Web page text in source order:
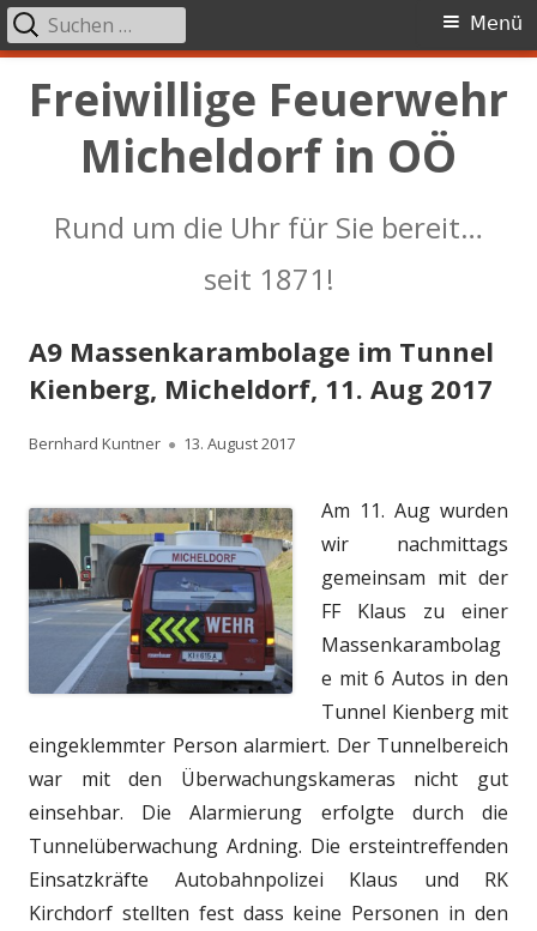
Freiwillige Feuerwehr
Micheldorf in OÖ
Rund um die Uhr für Sie bereit…
seit 1871!
Primäres
Menü
Menü
Suchen
nach:
A9 Massenkarambolage im Tunnel
Kienberg, Micheldorf, 11. Aug 2017
Autor
Bernhard Kuntner
Veröffentlicht
13. August 2017
Am 11. Aug wurden
wir nachmittags
gemeinsam mit der
FF Klaus zu einer
Massenkarambolag
e mit 6 Autos in den
Tunnel Kienberg mit
eingeklemmter Person alarmiert. Der Tunnelbereich
war mit den Überwachungskameras nicht gut
einsehbar. Die Alarmierung erfolgte durch die
Tunnelüberwachung Ardning. Die ersteintreffenden
Einsatzkräfte Autobahnpolizei Klaus und RK
Kirchdorf stellten fest dass keine Personen in den